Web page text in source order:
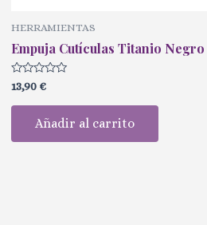
HERRAMIENTAS
Empuja Cutículas Titanio Negro
Valorado
con
0
13,90 €
Añadir al carrito